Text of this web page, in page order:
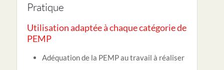
Pratique
Utilisation adaptée à chaque catégorie de
PEMP
Adéquation de la PEMP au travail à réaliser